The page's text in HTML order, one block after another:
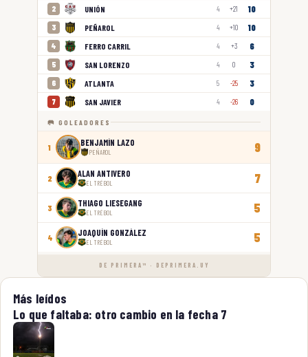
2 UNIÓN 4 +21 10
3 PEÑAROL 4 +10 10
4 FERRO CARRIL 4 +3 6
5 SAN LORENZO 4 0 3
6 ATLANTA 5 -25 3
7 SAN JAVIER 4 -26 0
🥅 GOLEADORES
1 BENJAMÍN LAZO
PEÑAROL 9
2 ALAN ANTIVERO
EL TRÉBOL 7
3 THIAGO LIESEGANG
EL TRÉBOL 5
4 JOAQUÍN GONZÁLEZ
EL TRÉBOL 5
DE PRIMERA™ · DEPRIMERA.UY
Más leídos
Lo que faltaba: otro cambio en la fecha 7